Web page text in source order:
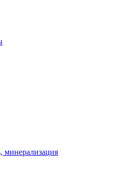
минерализация